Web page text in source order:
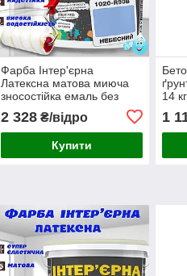
Фарба Інтер'єрна
Латексна матова миюча
зносостійка емаль без
Skyline Небесний 10 л
2 328₴/відро
Купити
14
1